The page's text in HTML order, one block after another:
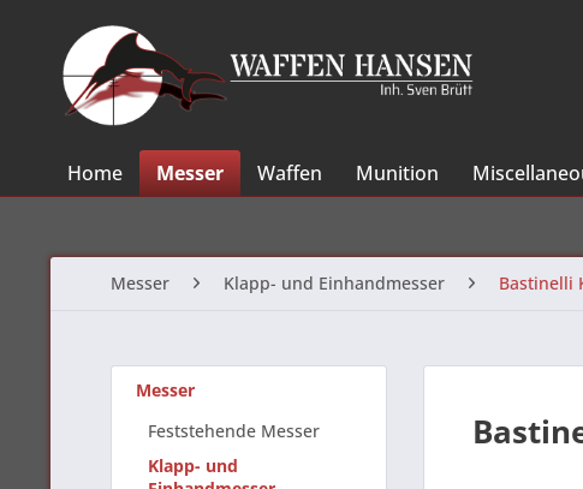
Home Messer Waffen Munition
Messer Klapp- und Einhandmesser Bastinelli
Messer
Feststehende Messer
Klapp- und